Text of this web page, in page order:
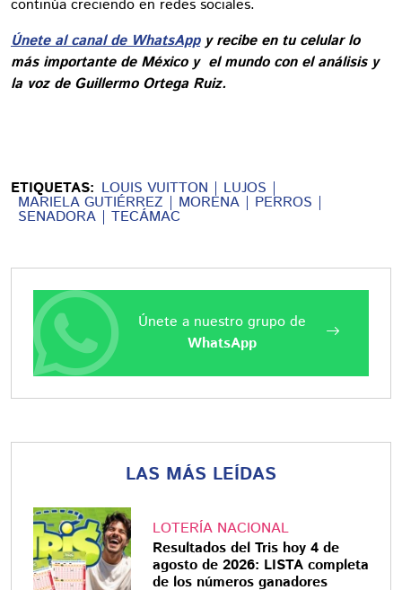
continúa creciendo en redes sociales.
Únete al canal de WhatsAppy recibe en tu celular lo
más importante de México y el mundo con el análisis y
la voz de Guillermo Ortega Ruiz.
ETIQUETAS: LOUIS VUITTON LUJOS
MARIELA GUTIÉRREZ MORENA PERROS
SENADORA TECÁMAC
Únete a nuestro grupo de
WhatsApp
LAS MÁS LEÍDAS
LOTERÍA NACIONAL
Resultados del Tris hoy 4 de
agosto de 2026: LISTA completa
de los números ganadores